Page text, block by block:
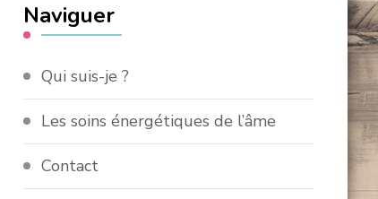
Naviguer
Qui suis-je ?
Les soins énergétiques de l’âme
Contact